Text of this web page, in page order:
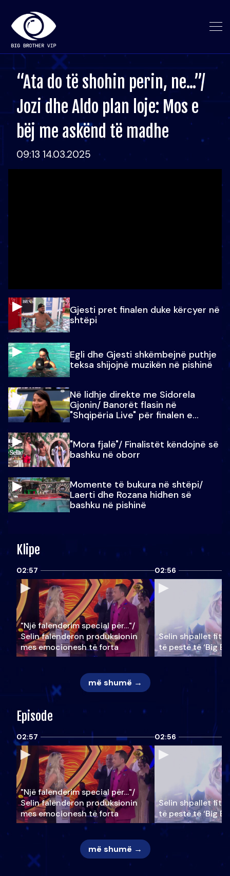
“Ata do të shohin perin, ne...”/
Jozi dhe Aldo plan loje: Mos e
bëj me askënd të madhe
09:13 14.03.2025
Gjesti pret finalen duke kërcyer në
shtëpi
Egli dhe Gjesti shkëmbejnë puthje
teksa shijojnë muzikën në pishinë
Në lidhje direkte me Sidorela
Gjonin/ Banorët flasin në
"Shqipëria Live" për finalen e
"Mora fjalë"/ Finalistët këndojnë së
bashku në oborr
Momente të bukura në shtëpi/
Laerti dhe Rozana hidhen së
bashku në pishinë
Klipe
02:57
"Një falenderim special për…"/
Selin falënderon produksionin
mes emocionesh të forta
02:56
Selin shpallet
të pestë të ‘Big
më shumë →
Episode
02:57
"Një falenderim special për…"/
Selin falënderon produksionin
mes emocionesh të forta
02:56
Selin shpallet
të pestë të ‘Big
më shumë →